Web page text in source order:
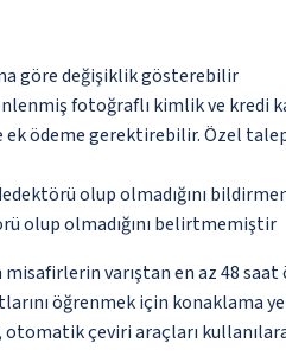
göre değişiklik gösterebilir
fotoğraflı kimlik ve kredi
ek ödeme gerektirebilir. Özel
olup olmadığını
olup olmadığını belirtmemiştir
varıştan en az 48
öğrenmek için konaklama
çeviri araçları